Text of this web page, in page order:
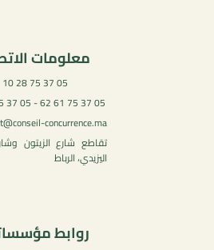
معلومات
05 37 75 28 10
05 37 75 61 62 - 05 37 75 88 53
concurrence.ma
تقاطع شارع الزيتون
اليزيدي، الرباط
روابط